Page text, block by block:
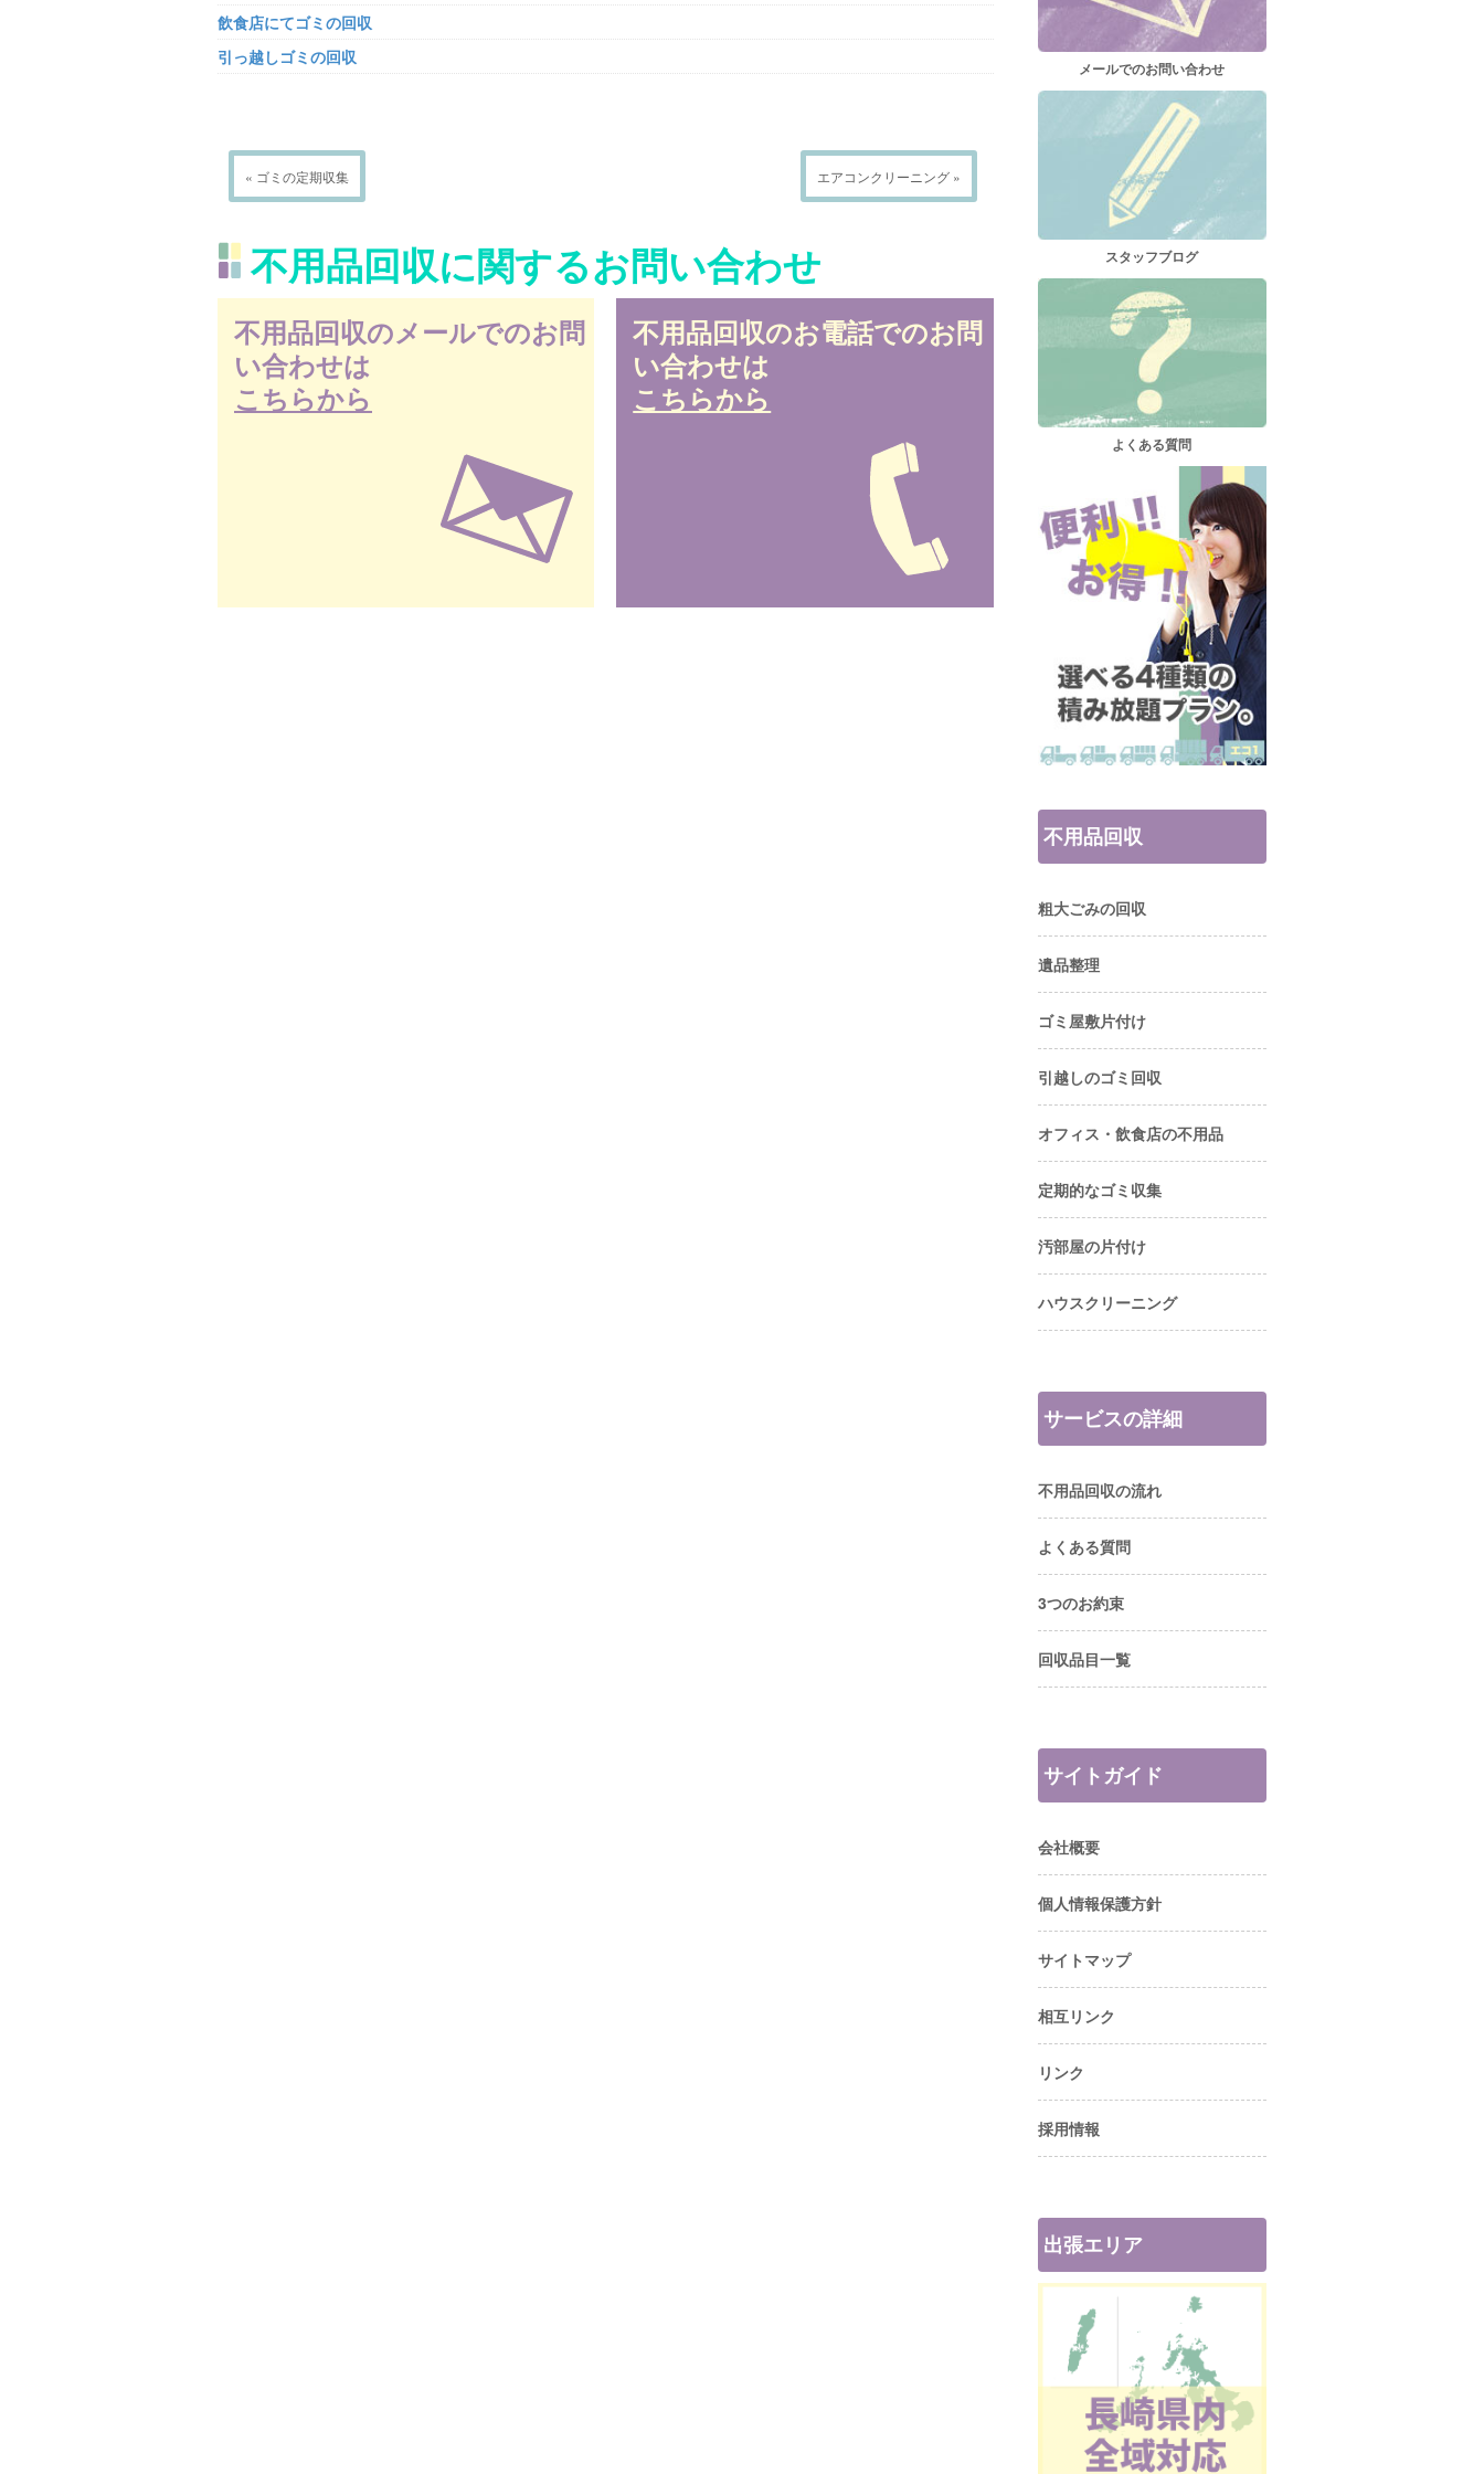
飲食店にてゴミの回収
引っ越しゴミの回収
« ゴミの定期収集 エアコンクリーニング »
不用品回収に関するお問い合わせ
不用品回収のメールでのお問
い合わせは
こちらから
不用品回収のお電話でのお問
い合わせは
こちらから
メールでのお問い合わせ
スタッフブログ
よくある質問
不用品回収
粗大ごみの回収
遺品整理
ゴミ屋敷片付け
引越しのゴミ回収
オフィス・飲食店の不用品
定期的なゴミ収集
汚部屋の片付け
ハウスクリーニング
サービスの詳細
不用品回収の流れ
よくある質問
3つのお約束
回収品目一覧
サイトガイド
会社概要
個人情報保護方針
サイトマップ
相互リンク
リンク
採用情報
出張エリア